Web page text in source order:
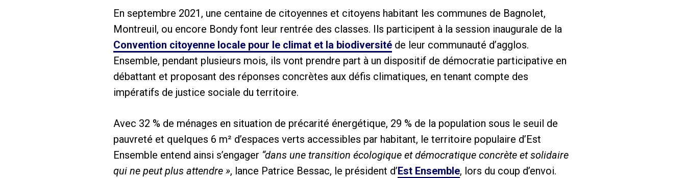
En septembre 2021, une centaine de citoyennes et citoyens habitant les communes de Bagnolet,
Montreuil, ou encore Bondy font leur rentrée des classes. Ils participent à la session inaugurale de la
Convention citoyenne locale pour le climat et la biodiversité de leur communauté d’agglos.
Ensemble, pendant plusieurs mois, ils vont prendre part à un dispositif de démocratie participative en
débattant et proposant des réponses concrètes aux défis climatiques, en tenant compte des
impératifs de justice sociale du territoire.
Avec 32 % de ménages en situation de précarité énergétique, 29 % de la population sous le seuil de
pauvreté et quelques 6 m² d’espaces verts accessibles par habitant, le territoire populaire d’Est
Ensemble entend ainsi s’engager “dans une transition écologique et démocratique concrète et solidaire
qui ne peut plus attendre », lance Patrice Bessac, le président d’Est Ensemble, lors du coup d’envoi.